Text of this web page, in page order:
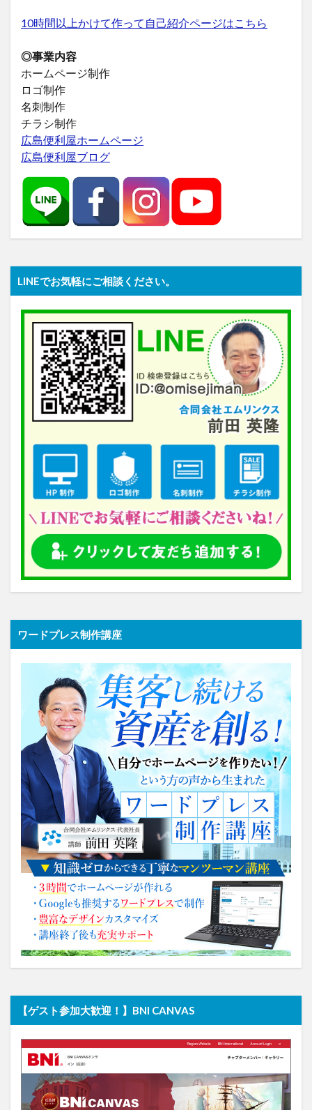
10時間以上かけて作って自己紹介ページはこちら
◎事業内容
ホームページ制作
ロゴ制作
名刺制作
チラシ制作
広島便利屋ホームページ
広島便利屋ブログ
LINEでお気軽にご相談ください。
ワードプレス制作講座
【ゲスト参加大歓迎！】BNI CANVAS